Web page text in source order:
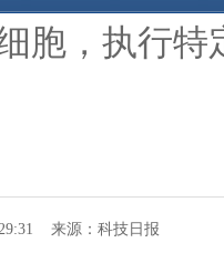
胞，执行特
来源：科技日报